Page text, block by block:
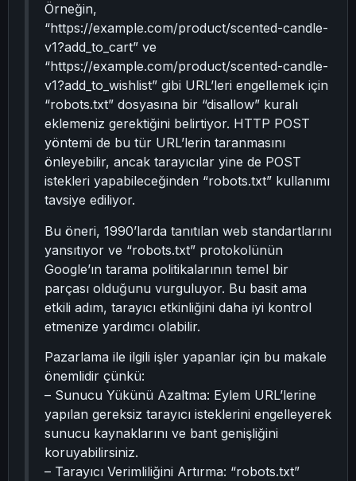
Örneğin,
“https://example.com/product/scented-candle-
v1?add_to_cart” ve
“https://example.com/product/scented-candle-
v1?add_to_wishlist” gibi URL’leri engellemek için
“robots.txt” dosyasına bir “disallow” kuralı
eklemeniz gerektiğini belirtiyor. HTTP POST
yöntemi de bu tür URL’lerin taranmasını
önleyebilir, ancak tarayıcılar yine de POST
istekleri yapabileceğinden “robots.txt” kullanımı
tavsiye ediliyor.
Bu öneri, 1990’larda tanıtılan web standartlarını
yansıtıyor ve “robots.txt” protokolünün
Google’ın tarama politikalarının temel bir
parçası olduğunu vurguluyor. Bu basit ama
etkili adım, tarayıcı etkinliğini daha iyi kontrol
etmenize yardımcı olabilir.
Pazarlama ile ilgili işler yapanlar için bu makale
önemlidir çünkü:
– Sunucu Yükünü Azaltma: Eylem URL’lerine
yapılan gereksiz tarayıcı isteklerini engelleyerek
sunucu kaynaklarını ve bant genişliğini
koruyabilirsiniz.
– Tarayıcı Verimliliğini Artırma: “robots.txt”